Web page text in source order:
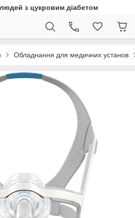
людей з цукровим діабетом
Обладнання для медичних установ